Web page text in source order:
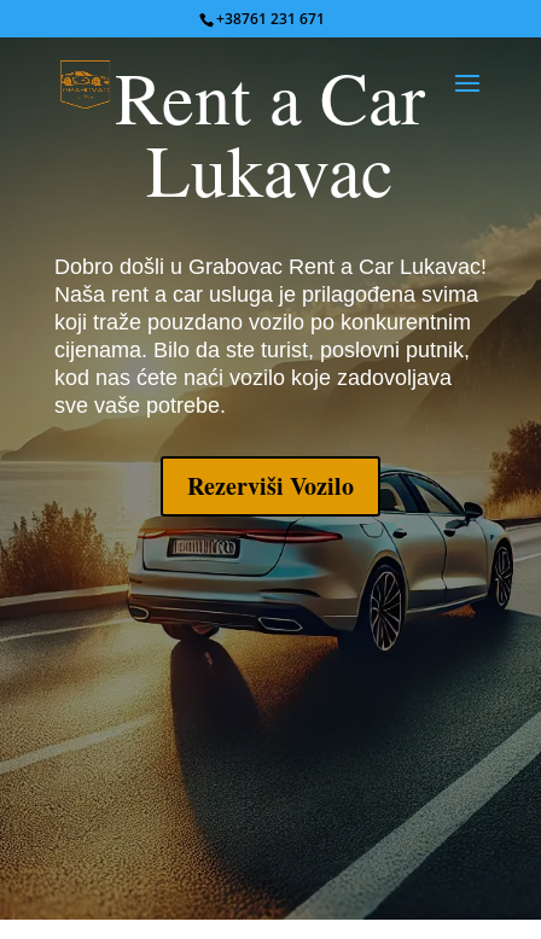
+38761 231 671
Rent a Car
Lukavac
Dobro došli u Grabovac Rent a Car Lukavac!
Naša rent a car usluga je prilagođena svima
koji traže pouzdano vozilo po konkurentnim
cijenama. Bilo da ste turist, poslovni putnik,
kod nas ćete naći vozilo koje zadovoljava
sve vaše potrebe.
Rezerviši Vozilo